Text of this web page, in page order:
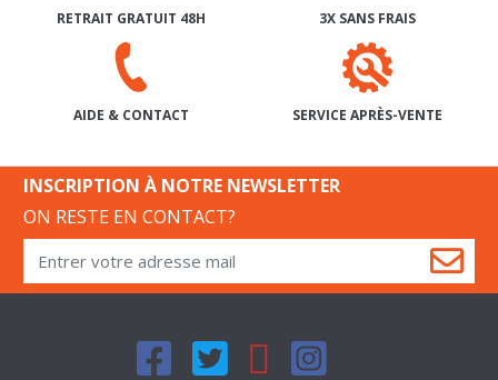
AIDE & CONTACT SERVICE APRÈS-VENTE
ON RESTE EN CONTACT?